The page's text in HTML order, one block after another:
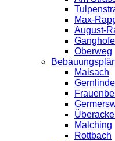
Max-
August-
Oberweg
Maisach
Malching
Rottbach